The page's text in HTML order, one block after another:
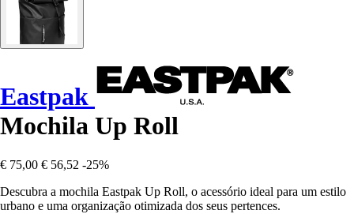
Eastpak
Mochila Up Roll
€ 75,00 € 56,52 -25%
Descubra a mochila Eastpak Up Roll, o acessório ideal para um estilo
urbano e uma organização otimizada dos seus pertences.